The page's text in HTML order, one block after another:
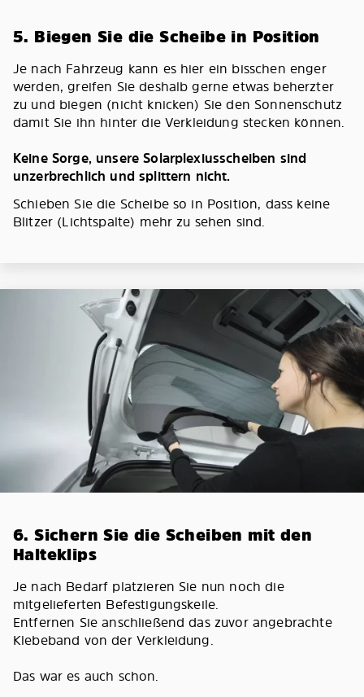
5. Biegen Sie die Scheibe in Position
Je nach Fahrzeug kann es hier ein bisschen enger
werden, greifen Sie deshalb gerne etwas beherzter
zu und biegen (nicht knicken) Sie den Sonnenschutz
damit Sie ihn hinter die Verkleidung stecken können.
Keine Sorge, unsere Solarplexiusscheiben sind
unzerbrechlich und splittern nicht.
Schieben Sie die Scheibe so in Position, dass keine
Blitzer (Lichtspalte) mehr zu sehen sind.
6. Sichern Sie die Scheiben mit den
Halteklips
Je nach Bedarf platzieren Sie nun noch die
mitgelieferten Befestigungskeile.
Entfernen Sie anschließend das zuvor angebrachte
Klebeband von der Verkleidung.
Das war es auch schon.